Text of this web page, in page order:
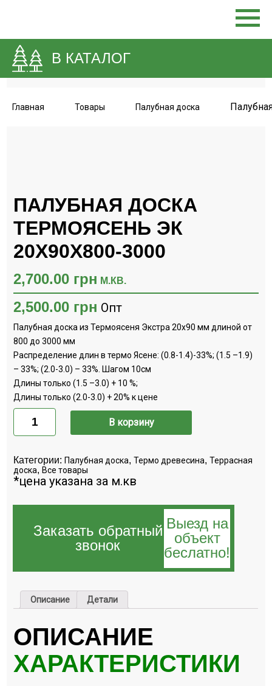
В КАТАЛОГ
Главная Товары Палубная доска
ПАЛУБНАЯ ДОСКА
ТЕРМОЯСЕНЬ ЭК
20Х90Х800-3000
2,700.00 грн М.КВ.
2,500.00 грн Опт
Палубная доска из Термоясеня Экстра 20х90 мм длиной от
800 до 3000 мм
Распределение длин в термо Ясене: (0.8-1.4)-33%; (1.5 –1.9)
– 33%; (2.0-3.0) – 33%. Шагом 10см
Длины только (1.5 –3.0) + 10 %;
Длины только (2.0-3.0) + 20% к цене
Количество
Палубная
доска
Термоясень
20х90х800-
3000
В корзину
Категории:Палубная доска,Термо древесина,Террасная
доска,Все товары
*цена указана за м.кв
Заказать обратный
звонок
Выезд на
объект
беслатно!
Описание Детали
ОПИСАНИЕ
ХАРАКТЕРИСТИКИ